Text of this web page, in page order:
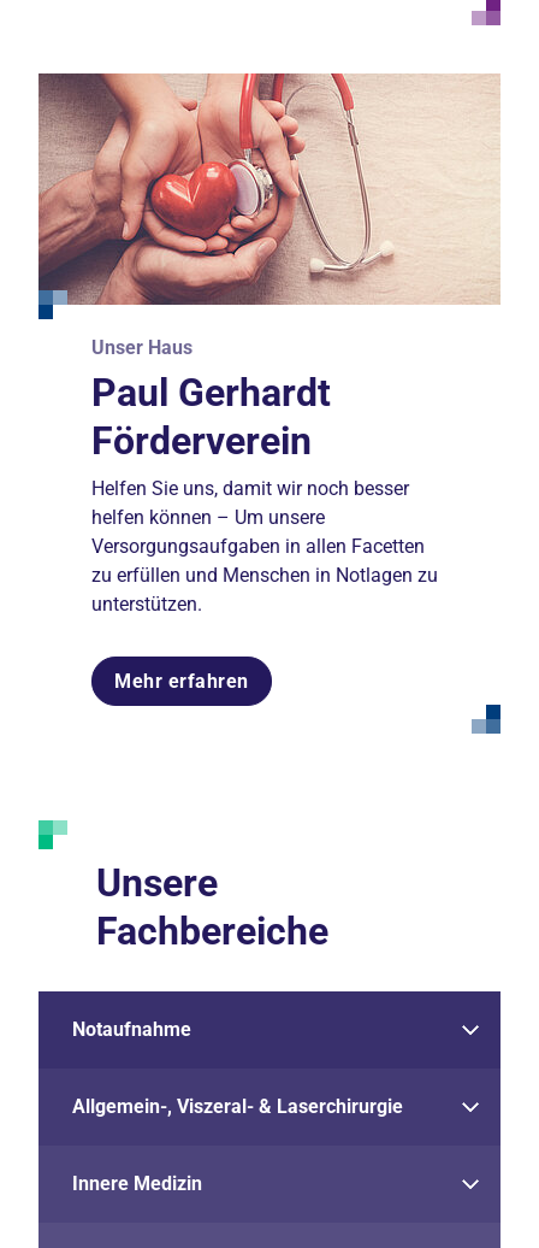
Unser Haus
Paul Gerhardt
Förderverein
Helfen Sie uns, damit wir noch besser
helfen können – Um unsere
Versorgungsaufgaben in allen Facetten
zu erfüllen und Menschen in Notlagen zu
unterstützen.
Mehr erfahren
Unsere
Fachbereiche
Notaufnahme
Allgemein-, Viszeral- & Laserchirurgie
Innere Medizin